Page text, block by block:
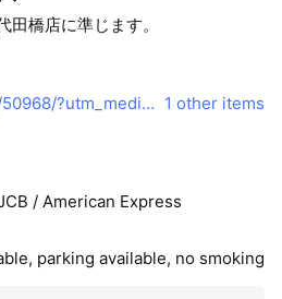
田橋店に準じます。
www.pola.net/shop/50968/?utm_medium=301&utm_source=direct&utm_campaign=/old-page 1 other items
/ American Express
parking available, no smoking